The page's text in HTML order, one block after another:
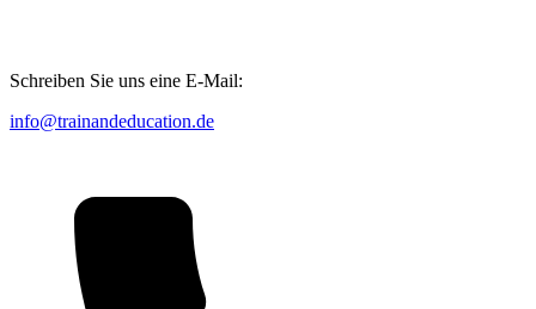
Schreiben Sie uns eine E-Mail:
info@trainandeducation.de